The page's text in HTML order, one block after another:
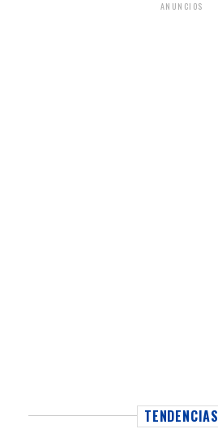
ANUNCIOS
TENDENCIAS